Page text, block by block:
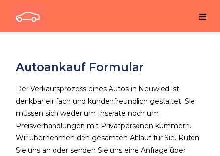
Autoankauf Formular
Der Verkaufsprozess eines Autos in Neuwied ist
denkbar einfach und kundenfreundlich gestaltet. Sie
müssen sich weder um Inserate noch um
Preisverhandlungen mit Privatpersonen kümmern.
Wir übernehmen den gesamten Ablauf für Sie. Rufen
Sie uns an oder senden Sie uns eine Anfrage über